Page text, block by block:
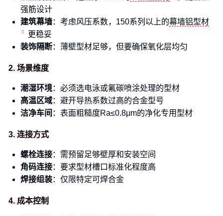
强筋设计
建筑幕墙：考虑风压系数，150系列以上的幕墙铝型材
更稳妥
装饰隔断：薄壁型材足够，但要确保氧化层均匀
2. 场景维度
潮湿环境：必须选电泳或氟碳喷涂处理的型材
高温区域：避开导热系数过高的合金型号
洁净车间 ：表面粗糙度Ra≤0.8μm的净化专用型材
3. 连接方式
螺栓连接：需预留足够壁厚和安装空间
角码连接：要求型材槽口标准化程度高
焊接组装：仅限特定可焊合金
4. 成本控制